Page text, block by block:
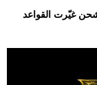
غيّرت القواعد